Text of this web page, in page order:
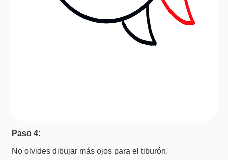
Paso 4:
No olvides dibujar más ojos para el tiburón.